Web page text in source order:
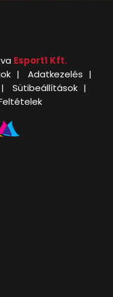
Esport1 Kft.
Adatkezelés
Sütibeállítások